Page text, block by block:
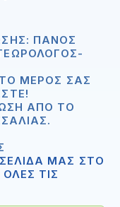
ΠΆΝΟΣ
ΜΈΡΟΣ ΣΑΣ
ΑΠΟ ΤΟ
ΜΑΣ ΣΤΟ
ΤΙΣ